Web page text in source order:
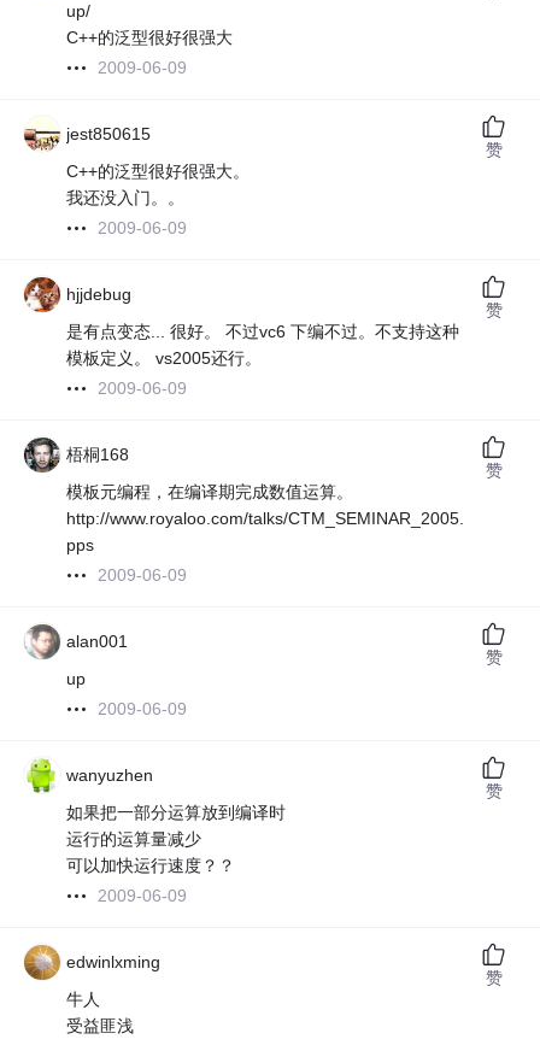
up/
C++的泛型很好很强大
2009-06-09
jest850615
C++的泛型很好很强大。
我还没入门。。
2009-06-09
赞
hjjdebug
是有点变态... 很好。 不过vc6 下编不过。不支持这种
模板定义。 vs2005还行。
2009-06-09
赞
梧桐168
模板元编程，在编译期完成数值运算。
http://www.royaloo.com/talks/CTM_SEMINAR_2005.
pps
2009-06-09
赞
alan001
up
2009-06-09
赞
wanyuzhen
如果把一部分运算放到编译时
运行的运算量减少
可以加快运行速度？？
2009-06-09
赞
edwinlxming
牛人
受益匪浅
赞